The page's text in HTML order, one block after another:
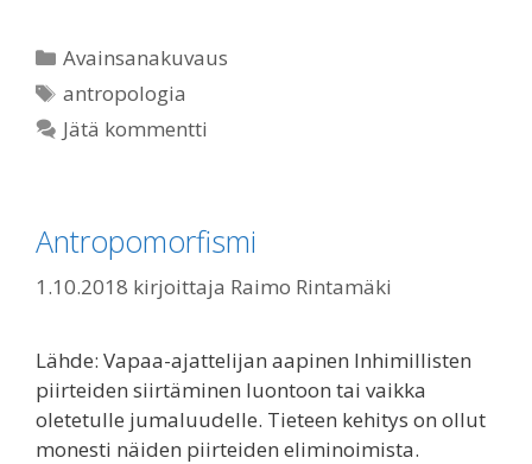
Kategoriat
Avainsanakuvaus
Avainsanat
antropologia
Jätä kommentti
Antropomorfismi
1.10.2018 kirjoittaja Raimo Rintamäki
Lähde: Vapaa-ajattelijan aapinen Inhimillisten
piirteiden siirtäminen luontoon tai vaikka
oletetulle jumaluudelle. Tieteen kehitys on ollut
monesti näiden piirteiden eliminoimista.